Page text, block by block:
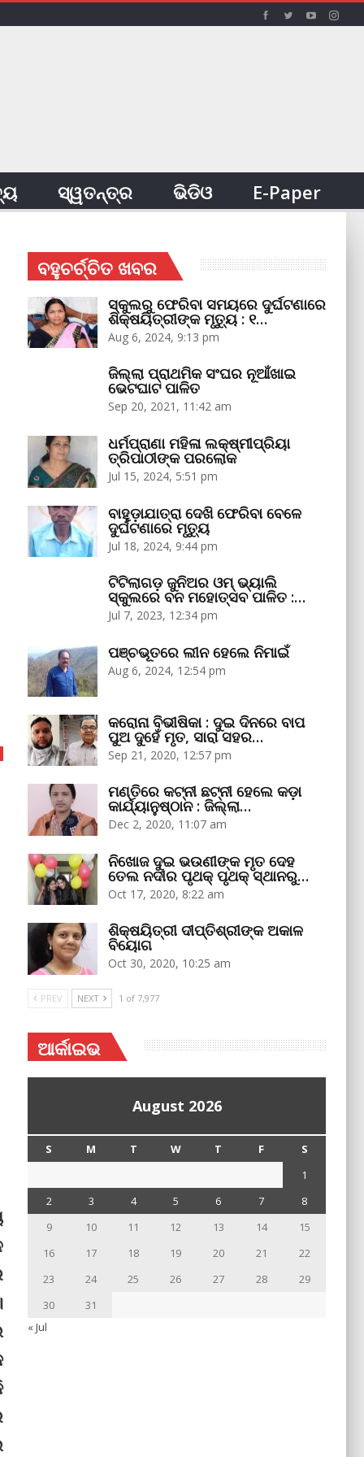
ସ୍ୱତନ୍ତ୍ର ଭିଡିଓ E-Paper
ବହୁଚର୍ଚ୍ଚିତ ଖବର
ସ୍କୁଲରୁ ଫେରିବା ସମୟରେ ଦୁର୍ଘଟଣାରେ
ଶିକ୍ଷୟିତ୍ରୀଙ୍କ ମୃତ୍ୟୁ : ୧…
Aug 6, 2024, 9:13 pm
ଜିଲ୍ଲା ପ୍ରାଥମିକ ସଂଘର ନୂଆଁଖାଇ
ଭେଟଘାଟ ପାଳିତ
Sep 20, 2021, 11:42 am
ଧର୍ମପ୍ରାଣା ମହିଳା ଲକ୍ଷ୍ମୀପ୍ରିୟା
ତ୍ରିପାଠୀଙ୍କ ପରଲୋକ
Jul 15, 2024, 5:51 pm
ବାହୁଡ଼ାଯାତ୍ରା ଦେଖି ଫେରିବା ବେଳେ
ଦୁର୍ଘଟଣାରେ ମୃତ୍ୟୁ
Jul 18, 2024, 9:44 pm
ଟିଟିଲାଗଡ଼ ଜୁନିଅର ଓମ୍‌ ଭ୍ୟାଲି
ସ୍କୁଲରେ ବନ ମହୋତ୍ସବ ପାଳିତ :…
Jul 7, 2023, 12:34 pm
ପଞ୍ଚଭୂତରେ ଲୀନ ହେଲେ ନିମାଇଁ
Aug 6, 2024, 12:54 pm
କରୋନା ବିଭୀଷିକା : ଦୁଇ ଦିନରେ ବାପ
ପୁଅ ଦୁହେଁ ମୃତ, ସାରା ସହର…
Sep 21, 2020, 12:57 pm
ମଣ୍ତିରେ କଟ୍‌ନୀ ଛଟ୍‌ନୀ ହେଲେ କଡ଼ା
କାର୍ଯ୍ୟାନୁଷ୍ଠାନ : ଜିଲ୍ଲା…
Dec 2, 2020, 11:07 am
ନିଖୋଜ ଦୁଇ ଭଉଣୀଙ୍କ ମୃତ ଦେହ
ତେଲ ନଦୀର ପୃଥକ୍‌ ପୃଥକ୍‌ ସ୍ଥାନରୁ…
Oct 17, 2020, 8:22 am
ଶିକ୍ଷୟିତ୍ରୀ ଦୀପ୍ତିଶ୍ରୀଙ୍କ ଅକାଳ
ବିୟୋଗ
Oct 30, 2020, 10:25 am
PREV NEXT 1 of 7,977
ଆର୍କାଇଭ
August 2026
S M T W T F
S
1
2
3 4 5 6 7
8
9
10 11 12 13 14
15
16
17 18 19 20 21
22
23
24 25 26 27 28
29
30
31
« Jul